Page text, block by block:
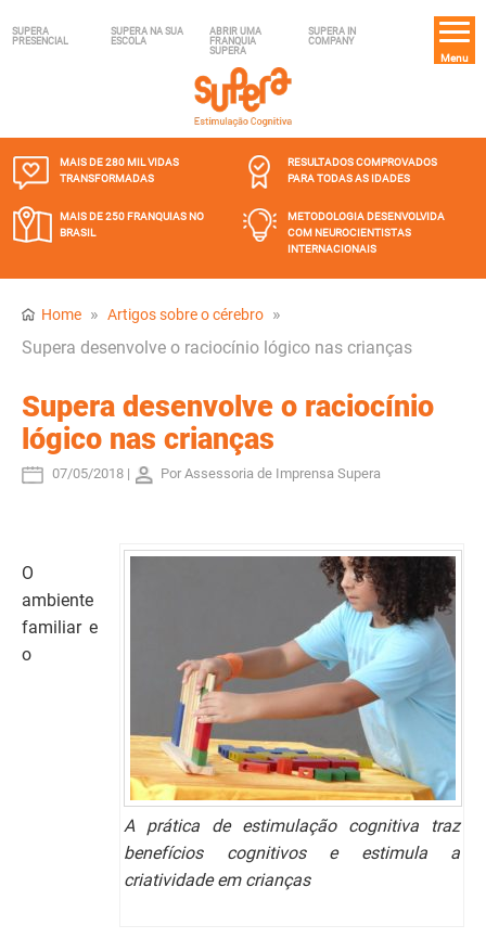
SUPERA
PRESENCIAL
SUPERA NA SUA
ESCOLA
ABRIR UMA
FRANQUIA
SUPERA
SUPERA IN
COMPANY
Menu
MAIS DE 280 MILVIDAS
TRANSFORMADAS
RESULTADOS COMPROVADOS
PARA TODAS AS IDADES
MAIS DE 250 FRANQUIASNO
BRASIL
METODOLOGIA DESENVOLVIDA
COM NEUROCIENTISTAS
INTERNACIONAIS
Home » Artigos sobre o cérebro »
Supera desenvolve o raciocínio lógico nas crianças
Supera desenvolve o raciocínio
lógico nas crianças
07/05/2018 | Por Assessoria de Imprensa Supera
A prática de estimulação cognitiva traz
benefícios cognitivos e estimula a
criatividade em crianças
O
ambiente
familiar e
o